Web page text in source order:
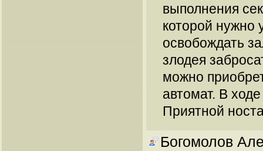
выполнения
которой нужно
освобождать
злодея
можно
автомат. В
Приятной
Богомолов